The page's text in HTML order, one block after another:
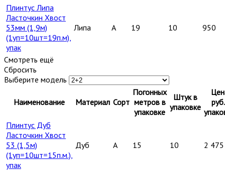
Плинтус Липа
Ласточкин Хвост
53мм (1,9м)
(1уп=10шт=19п.м),
упак
Липа A 19 10 950
Смотреть ещё
Сбросить
Выберите модель
Наименование Материал Сорт
Погонных
метров в
упаковке
Штук в
упаковке
Плинтус Дуб
Ласточкин Хвост
53 (1,5м)
(1уп=10шт=15п.м.),
упак
Дуб A 15 10 2 475